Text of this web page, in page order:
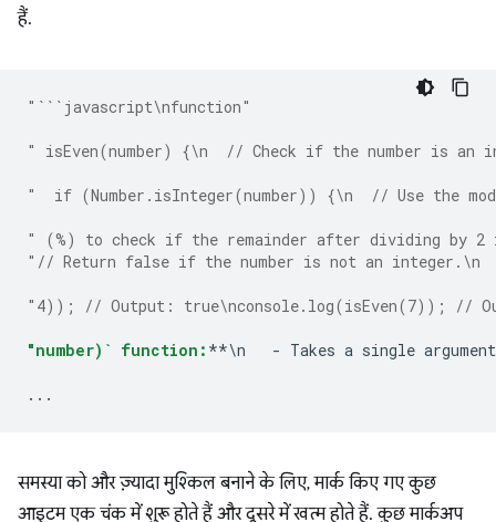
हैं.
"```javascript\nfunction"
" isEven(number) {\n  // Check if the number is an
"  if (Number.isInteger(number)) {\n  // Use the
" (%) to check if the remainder after dividing by
"// Return false if the number is not an integer.\n
"4)); // Output: true\nconsole.log(isEven(7)); //
"number)` function: **\n   - Takes a single
...
समस्या को और ज़्यादा मुश्किल बनाने के लिए, मार्क किए गए कुछ
आइटम एक चंक में शुरू होते हैं और दूसरे में खत्म होते हैं. कुछ मार्कअप